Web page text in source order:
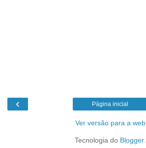
‹ Página inicial
Ver versão para a web
Tecnologia do Blogger.